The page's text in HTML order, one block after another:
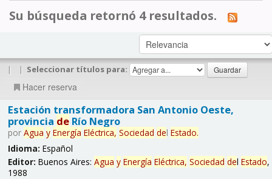
Su búsqueda retornó 4 resultados.
| | Seleccionar títulos para:
Hacer reserva
Estación transformadora San Antonio Oeste,
provincia deRío Negro
por Agua y Energía Eléctrica, Sociedad del Estado.
Idioma: Español
Editor: Buenos Aires: Agua y Energía Eléctrica, Sociedad del Estado,
1988